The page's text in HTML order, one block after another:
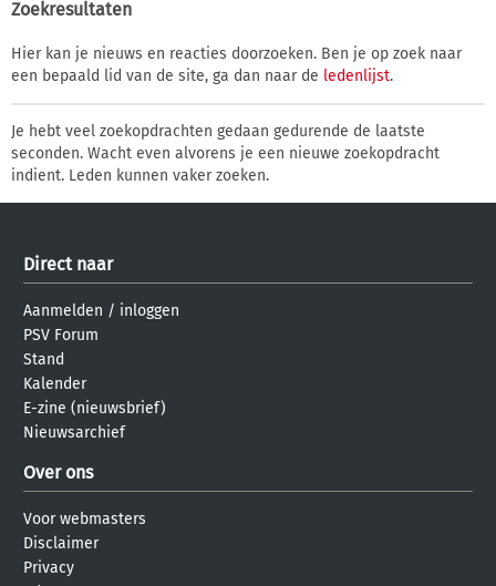
Zoekresultaten
Hier kan je nieuws en reacties doorzoeken. Ben je op zoek naar
een bepaald lid van de site, ga dan naar de ledenlijst.
Je hebt veel zoekopdrachten gedaan gedurende de laatste
seconden. Wacht even alvorens je een nieuwe zoekopdracht
indient. Leden kunnen vaker zoeken.
Direct naar
Aanmelden / inloggen
PSV Forum
Stand
Kalender
E-zine (nieuwsbrief)
Nieuwsarchief
Over ons
Voor webmasters
Disclaimer
Privacy